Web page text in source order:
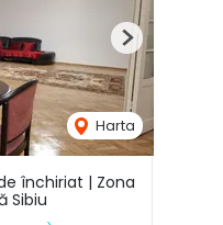
Harta
Next
închiriat | Zona
Sibiu